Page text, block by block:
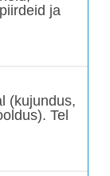
ja
(kujundus,
Tel